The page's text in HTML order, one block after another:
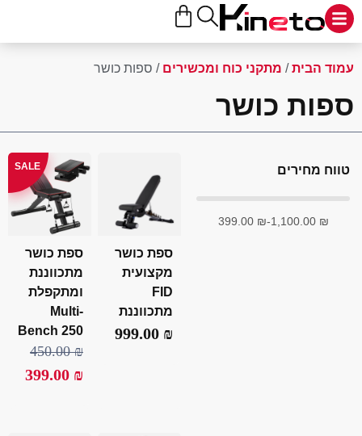
הבית/מתקני כוח ומכשירים/ ספות כושר
כושר
מחירים
399.00₪-1,100.00
ספת כושר
מקצועית
מתכווננת
999.00
SALE
ספת כושר
מתכווננת
ומתקפלת
Multi-
Bench 250
450.00
399.00